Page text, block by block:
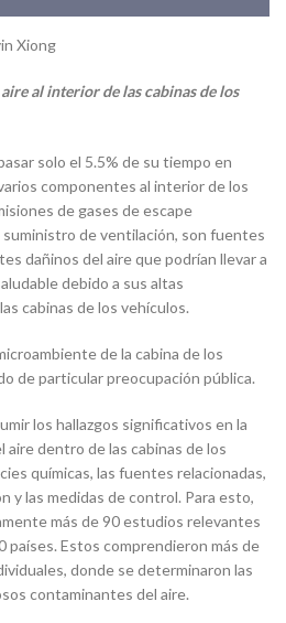
Xiong
al interior de las cabinas de los
solo el 5.5% de su tiempo en
componentes al interior de los
de gases de escape
de ventilación, son fuentes
dañinos del aire que podrían llevar a
debido a sus altas
cabinas de los vehículos.
de la cabina de los
de particular preocupación pública.
los hallazgos significativos en la
dentro de las cabinas de los
químicas, las fuentes relacionadas,
y las medidas de control. Para esto,
más de 90 estudios relevantes
países. Estos comprendieron más de
donde se determinaron las
contaminantes del aire.